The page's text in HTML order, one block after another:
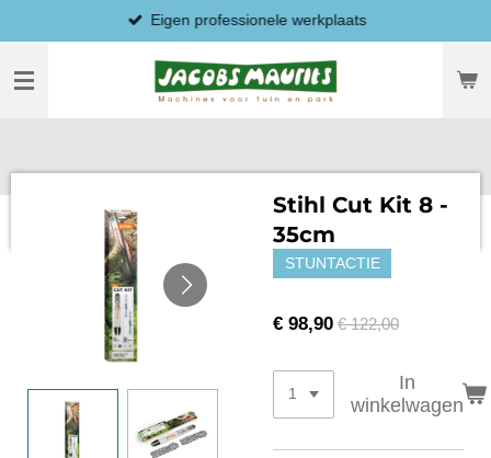
direct
naar
hoofdinhoud
Eigen professionele werkplaats
Stihl Cut Kit 8 -
35cm
STUNTACTIE
€ 98,90 € 122,00
In
winkelwagen